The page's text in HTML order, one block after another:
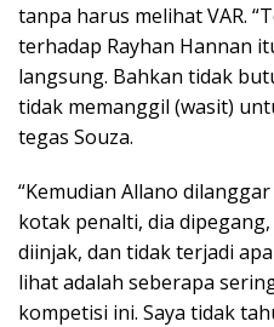
tanpa harus melihat VAR.
terhadap Rayhan Hannan
langsung. Bahkan tidak
tidak memanggil (wasit)
tegas Souza.
“Kemudian Allano
kotak penalti, dia
diinjak, dan tidak terjadi
lihat adalah seberapa
kompetisi ini. Saya tidak